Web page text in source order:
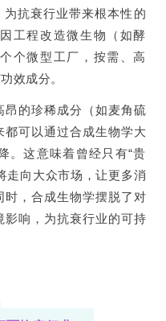
为抗衰行业带来根本性的
工程改造微生物（如酵
个微型工厂，按需、高
效成分。
昂的珍稀成分（如麦角硫
都可以通过合成生物学大
。这意味着曾经只有“贵
走向大众市场，让更多消
时，合成生物学摆脱了对
影响，为抗衰行业的可持